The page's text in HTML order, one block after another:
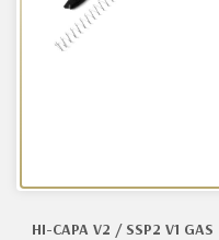
HI-CAPA V2 / SSP2 V1 GAS